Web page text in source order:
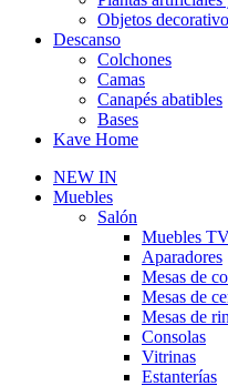
Objetos
Descanso
Colchones
Camas
Canapés abatibles
Bases
Kave Home
NEW IN
Muebles
Salón
Muebles
Aparadores
Mesas de
Mesas de
Mesas de
Consolas
Vitrinas
Estanterías